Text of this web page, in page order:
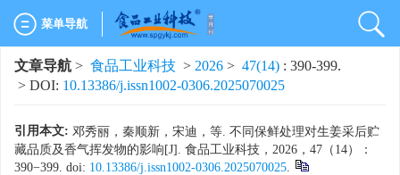
菜单导航
文章导航 > 食品工业科技 > 2026 > 47(14) : 390-399.
> DOI: 10.13386/j.issn1002-0306.2025070025
引用本文: 邓秀丽，秦顺新，宋迪，等. 不同保鲜处理对生姜采后贮
藏品质及香气挥发物的影响[J]. 食品工业科技，2026，47（14）：
390−399. doi: 10.13386/j.issn1002-0306.2025070025.